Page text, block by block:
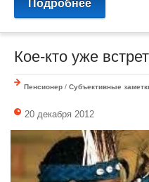
Подробнее
Кое-кто уже
Пенсионер / Субъективные
20 декабря 2012